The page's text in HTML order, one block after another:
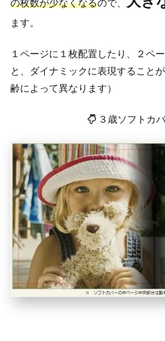
の枚数が少なくなるので、
ます。
１ページに１枚配置したり、２ペ
と、ダイナミックに表現すること
齢によって異なります）
３歳ソフトカ